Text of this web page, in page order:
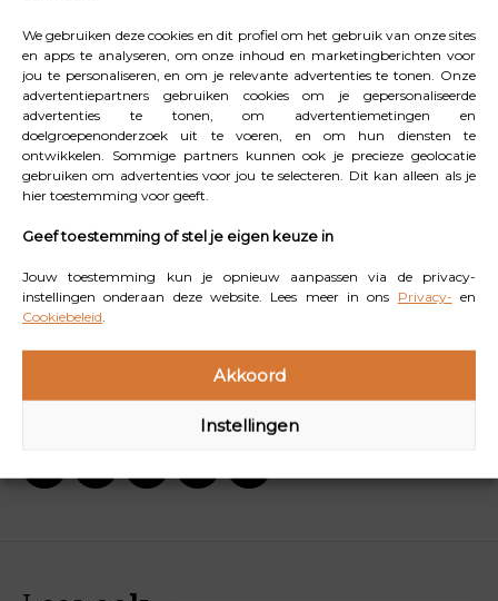
We gebruiken deze cookies en dit profiel om het gebruik van onze sites
en apps te analyseren, om onze inhoud en marketingberichten voor
jou te personaliseren, en om je relevante advertenties te tonen. Onze
advertentiepartners gebruiken cookies om je gepersonaliseerde
advertenties te tonen, om advertentiemetingen en
doelgroepenonderzoek uit te voeren, en om hun diensten te
ontwikkelen. Sommige partners kunnen ook je precieze geolocatie
gebruiken om advertenties voor jou te selecteren. Dit kan alleen als je
hier toestemming voor geeft.
Geef toestemming of stel je eigen keuze in
Jouw toestemming kun je opnieuw aanpassen via de privacy-
instellingen onderaan deze website. Lees meer in ons Privacy- en
Cookiebeleid
Akkoord
Instellingen
voldoen. Jij kunt van 24 juli tot 22 oktober 2025
stemmen op deze organisaties. In totaal wordt er
45.000 euro verdeeld over zeven projecten. Op 27
oktober worden de winnende projecten bekendgemaakt
op basis van een eindrangschikking. Almo Nature, All
profits to the planet. Elke keer dat jij verantwoorde
Nature, steun je actief de projecten van Fondazione
Capellino.
Welke dierenwelzijnsorganisatie draag jij een
warm hart toe? Klik hier en breng vandaag nog je